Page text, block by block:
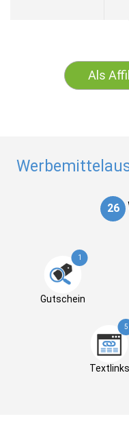
Als
26
1
Gutschein
5
Textlinks